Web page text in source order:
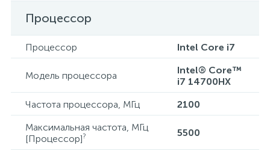
Процессор
Процессор Intel Core i7
Модель процессора
Intel® Core™
i7 14700HX
Частота процессора, МГц
2100
Максимальная частота, МГц
[Процессор]? 5500